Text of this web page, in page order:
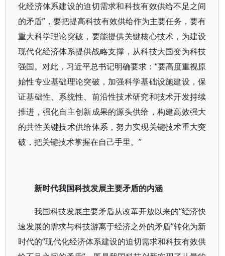
化经济体系建设的迫切需求和科技有效供给不足之间
的矛盾”，要把提高科技有效供给作为主要任务，要有
重大科学理论突破，要能提供关键核心技术，为建设
现代化经济体系提供战略支撑，从科技大国变为科技
强国。对此，习近平总书记明确要求：“要高度重视原
始性专业基础理论突破，加强科学基础设施建设，保
证基础性、系统性、前沿性技术研究和技术开发持续
推进，强化自主创新成果的源头供给，构建高效强大
的共性关键技术供给体系，努力实现关键技术重大突
破，把关键技术掌握在自己手里。”
新时代我国科技发展主要矛盾的内涵
我国科技发展主要矛盾从改革开放以来的“经济快
速发展的需求与科技游离于经济之外的矛盾”转化为新
时代的“现代化经济体系建设的迫切需求和科技有效供